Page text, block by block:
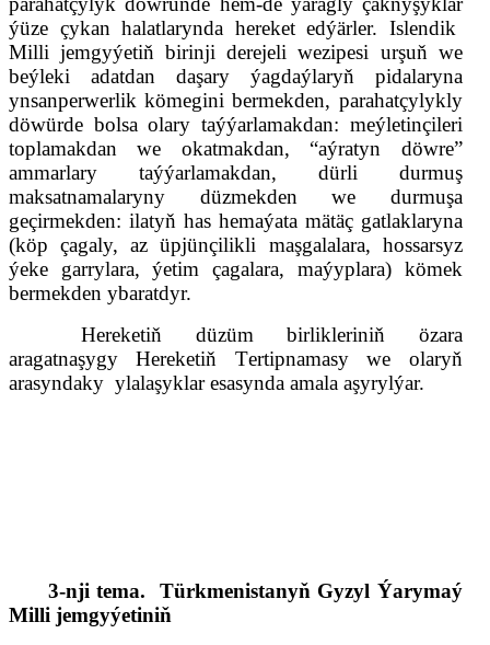
ýüze çykan halatlarynda hereket edýärler. Islendik
Milli jemgyýetiň birinji derejeli wezipesi urşuň we
beýleki adatdan daşary ýagdaýlaryň pidalaryna
ynsanperwerlik kömegini bermekden, parahatçylykly
döwürde bolsa olary taýýarlamakdan: meýletinçileri
toplamakdan we okatmakdan, “aýratyn döwre”
ammarlary taýýarlamakdan, dürli durmuş
maksatnamalaryny düzmekden we durmuşa
geçirmekden: ilatyň has hemaýata mätäç gatlaklaryna
(köp çagaly, az üpjünçilikli maşgalalara, hossarsyz
ýeke garrylara, ýetim çagalara, maýyplara) kömek
bermekden ybaratdyr.
Hereketiň düzüm birlikleriniň özara
aragatnaşygy Hereketiň Tertipnamasy we olaryň
arasyndaky ylalaşyklar esasynda amala aşyrylýar.
3-nji tema.
Türkmenistanyň Gyzyl Ýarymaý
Milli jemgyýetiniň